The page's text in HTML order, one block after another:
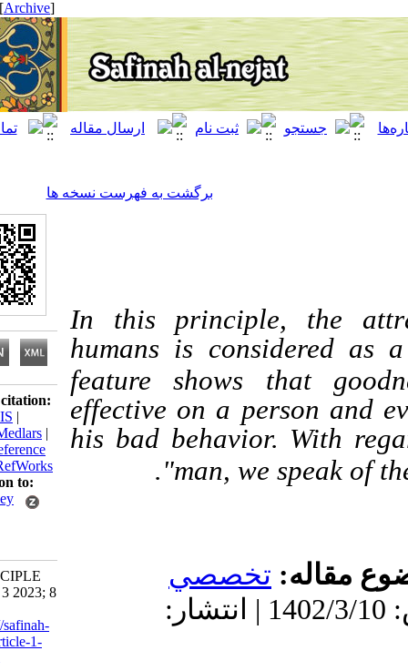
[ English ]
برگشت به فهرست نسخه ها
In this principle,
humans is
feature shows that
effective on a person
his bad behavior.
man, we
تخصصي
دریافت: 1402/5/22 | پذیرش: 1402/3/10 | انتشار:
Download citation:
BibTeX
RIS|
EndNote
Medlars
|
ProCite
Reference
Manager
Send citation to:
Mendeley
THE PRINCIPLE
OF FADL. 3 2023; 8
URL:http://safinah-
al-nejat.ir/article-1-